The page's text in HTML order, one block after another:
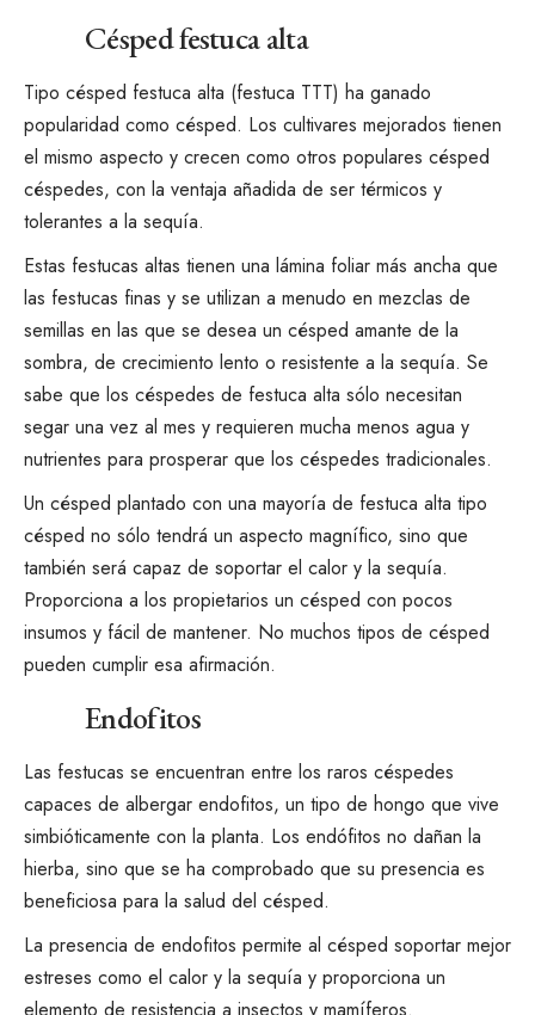
Césped festuca alta
Tipo césped festuca alta (festuca TTT) ha ganado
popularidad como césped. Los cultivares mejorados tienen
el mismo aspecto y crecen como otros populares césped
céspedes, con la ventaja añadida de ser térmicos y
tolerantes a la sequía.
Estas festucas altas tienen una lámina foliar más ancha que
las festucas finas y se utilizan a menudo en mezclas de
semillas en las que se desea un césped amante de la
sombra, de crecimiento lento o resistente a la sequía. Se
sabe que los céspedes de festuca alta sólo necesitan
segar una vez al mes y requieren mucha menos agua y
nutrientes para prosperar que los céspedes tradicionales.
Un césped plantado con una mayoría de festuca alta tipo
césped no sólo tendrá un aspecto magnífico, sino que
también será capaz de soportar el calor y la sequía.
Proporciona a los propietarios un césped con pocos
insumos y fácil de mantener. No muchos tipos de césped
pueden cumplir esa afirmación.
Endofitos
Las festucas se encuentran entre los raros céspedes
capaces de albergar endofitos, un tipo de hongo que vive
simbióticamente con la planta. Los endófitos no dañan la
hierba, sino que se ha comprobado que su presencia es
beneficiosa para la salud del césped.
La presencia de endofitos permite al césped soportar mejor
estreses como el calor y la sequía y proporciona un